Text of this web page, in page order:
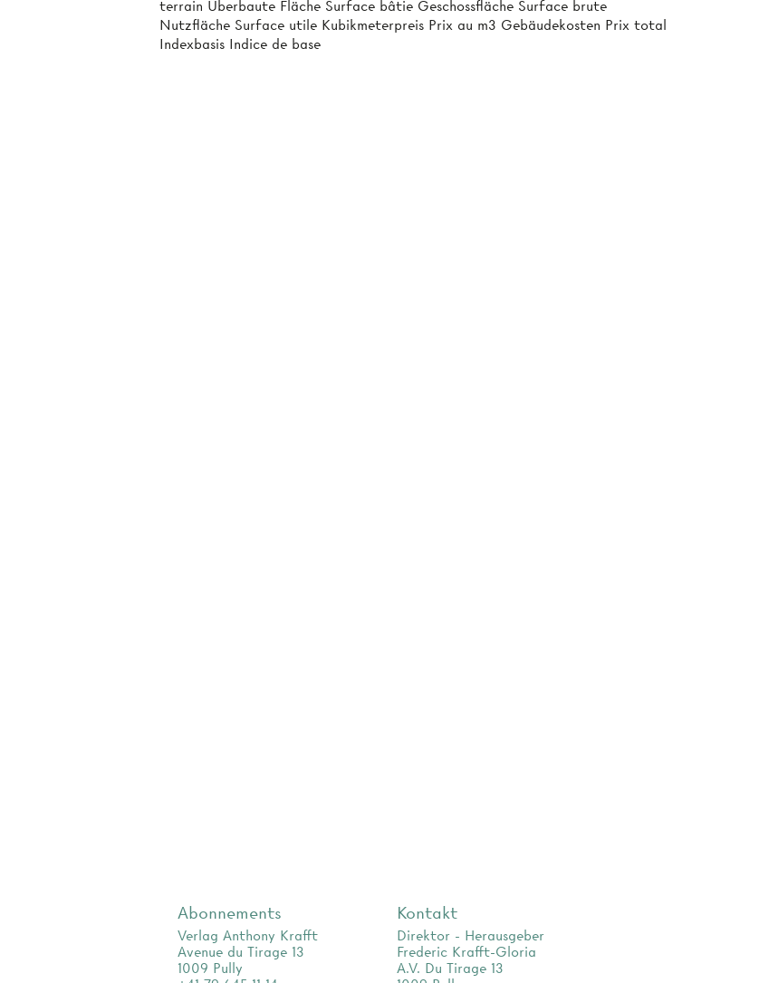
terrain Überbaute Fläche Surface bâtie Geschossfläche Surface brute
Nutzfläche Surface utile Kubikmeterpreis Prix au m3 Gebäudekosten Prix total
Indexbasis Indice de base
Abonnements
Verlag Anthony Krafft
Avenue du Tirage 13
1009 Pully
Kontakt
Direktor - Herausgeber
Frederic Krafft-Gloria
A.V. Du Tirage 13